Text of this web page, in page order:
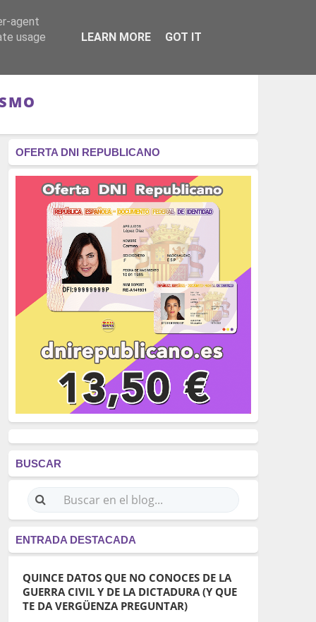
RÉGIMEN - MONARQUÍA
OFERTA DNI REPUBLICANO
BUSCAR
ENTRADA DESTACADA
QUINCE DATOS QUE NO CONOCES DE LA
GUERRA CIVIL Y DE LA DICTADURA (Y QUE
TE DA VERGÜENZA PREGUNTAR)
agent
usage
LEARN MORE GOT IT